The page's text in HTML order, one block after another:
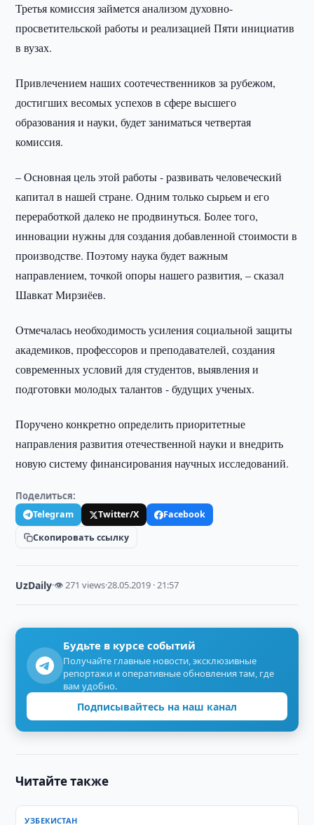
Третья комиссия займется анализом духовно-
просветительской работы и реализацией Пяти инициатив
в вузах.
Привлечением наших соотечественников за рубежом,
достигших весомых успехов в сфере высшего
образования и науки, будет заниматься четвертая
комиссия.
– Основная цель этой работы - развивать человеческий
капитал в нашей стране. Одним только сырьем и его
переработкой далеко не продвинуться. Более того,
инновации нужны для создания добавленной стоимости в
производстве. Поэтому наука будет важным
направлением, точкой опоры нашего развития, – сказал
Шавкат Мирзиёев.
Отмечалась необходимость усиления социальной защиты
академиков, профессоров и преподавателей, создания
современных условий для студентов, выявления и
подготовки молодых талантов - будущих ученых.
Поручено конкретно определить приоритетные
направления развития отечественной науки и внедрить
новую систему финансирования научных исследований.
Поделиться:
Telegram Twitter/X
Facebook
Скопировать ссылку
UzDaily·👁 271 views·28.05.2019 · 21:57
Будьте в курсе событий
Получайте главные новости, эксклюзивные
репортажи и оперативные обновления там, где
вам удобно.
Подписывайтесь на наш канал
Читайте также
УЗБЕКИСТАН